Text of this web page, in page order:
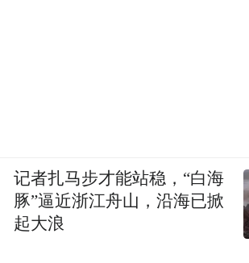
记者扎马步才能站稳，“白海
豚”逼近浙江舟山，沿海已掀
起大浪